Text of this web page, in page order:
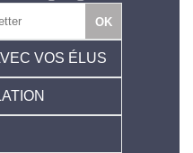
VOS ÉLUS